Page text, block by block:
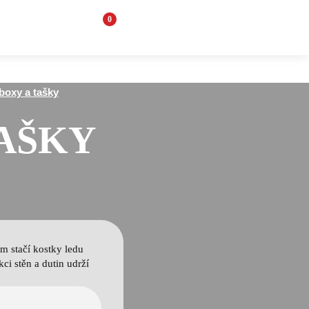
0
a tašky
stačí kostky ledu
stěn a dutin udrží